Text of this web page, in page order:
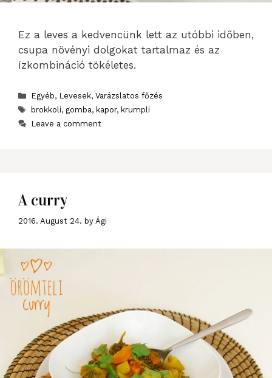
Ez a leves a kedvencünk lett az utóbbi időben,
csupa növényi dolgokat tartalmaz és az
ízkombináció tökéletes.
Categories
Egyéb, Levesek, Varázslatos főzés
Tags
brokkoli, gomba, kapor, krumpli
Leave a comment
A curry
2016. August 24. by Ági